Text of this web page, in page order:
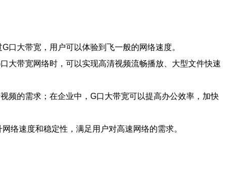
口大带宽，用户可以体验到飞一般的网络速度。
大带宽网络时，可以实现高清视频流畅播放、大型文件快速
频的需求；在企业中，G口大带宽可以提高办公效率，加快
络速度和稳定性，满足用户对高速网络的需求。